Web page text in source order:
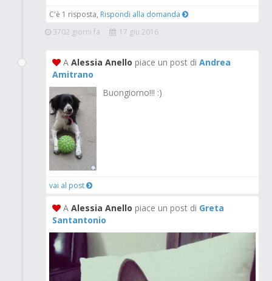
C'è 1 risposta, Rispondi alla domanda
3702 giorni fa
17 giu 2016
A Alessia Anello piace un post di Andrea
Amitrano
Buongiorno!!! :)
vai al post
A Alessia Anello piace un post di Greta
Santantonio